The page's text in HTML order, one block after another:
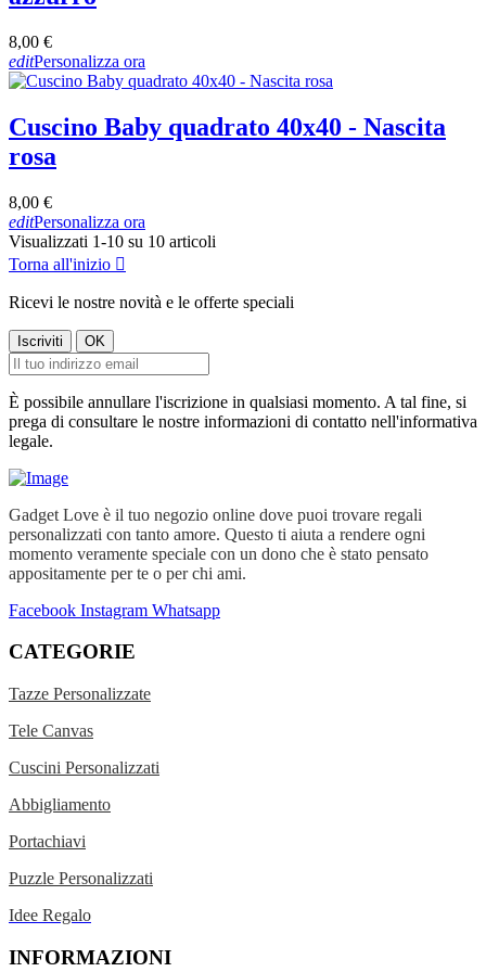
8,00 €
editPersonalizza ora
Cuscino Baby quadrato 40x40 - Nascita
rosa
8,00 €
editPersonalizza ora
Visualizzati 1-10 su 10 articoli
Torna all'inizio 
Ricevi le nostre novità e le offerte speciali
È possibile annullare l'iscrizione in qualsiasi momento. A tal fine, si
prega di consultare le nostre informazioni di contatto nell'informativa
legale.
Gadget Love è il tuo negozio online dove puoi trovare regali
personalizzati con tanto amore. Questo ti aiuta a rendere ogni
momento veramente speciale con un dono che è stato pensato
appositamente per te o per chi ami.
Facebook Instagram Whatsapp
CATEGORIE
Tazze Personalizzate
Tele Canvas
Cuscini Personalizzati
Abbigliamento
Portachiavi
Puzzle Personalizzati
Idee Regalo
INFORMAZIONI